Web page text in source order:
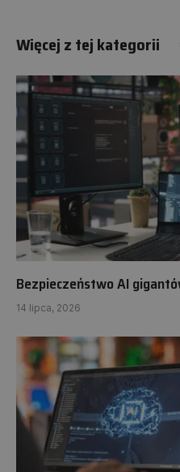
Więcej z tej kategorii
Bezpieczeństwo AI
14 lipca, 2026